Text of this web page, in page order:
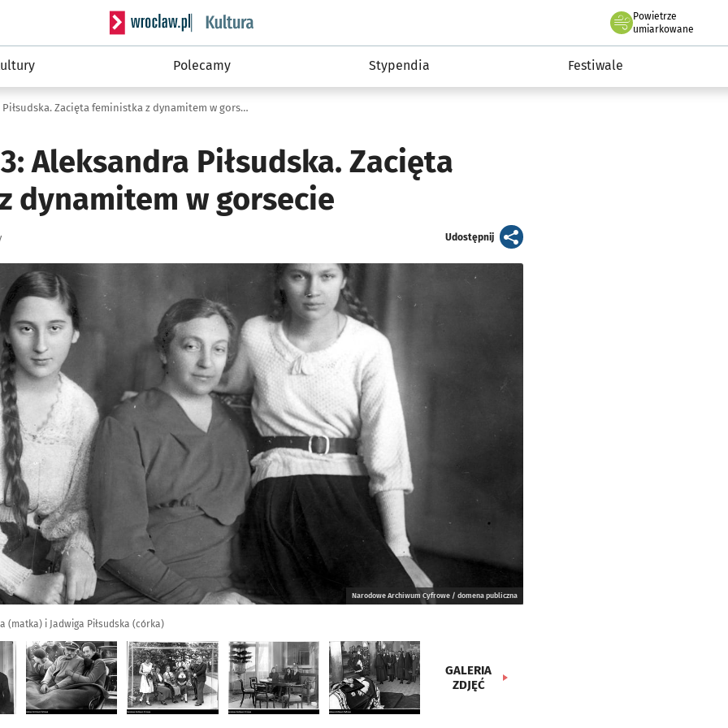
Serwis informacyjny wroclaw.pl podserwis: Kultura
Powietrze
we Wrocławiu
umiarkowane
Polecamy Stypendia Festiwale
Patroni 2023: Aleksandra Piłsudska. Zacięta feministka z dynamitem w gorsecie
Aleksandra Piłsudska. Zacięta
dynamitem w gorsecie
Udostępnijartykuł
Narodowe Archiwum Cyfrowe / domena publiczna
(matka) i Jadwiga Piłsudska (córka)
GALERIA
ZDJĘĆ